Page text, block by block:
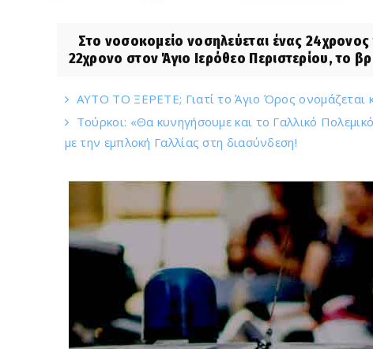
Στο νοσοκομείο νοσηλεύεται ένας
22χρονο στον Άγιο Ιερόθεο Περιστερίου, το
ΑΥΤΟ ΤΟ ΞΕΡΕΤΕ; Γιατί το Άγιο Όρος ονομάζεται
Τούρκοι: «Θα κυνηγήσουμε και το Γαλλικό
με την εμπλοκή Γαλλίας στη διασύνδεση!